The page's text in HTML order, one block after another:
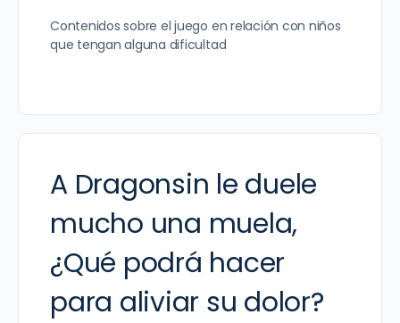
Contenidos sobre el juego en relación con niños
que tengan alguna dificultad
A Dragonsin le duele
mucho una muela,
¿Qué podrá hacer
para aliviar su dolor?